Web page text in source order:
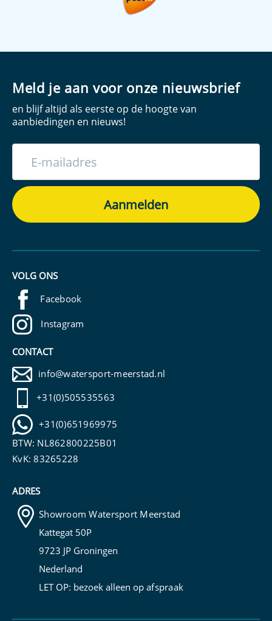
Meld je aan voor onze nieuwsbrief
en blijf altijd als eerste op de hoogte van
aanbiedingen en nieuws!
VOLG ONS
Facebook
Instagram
CONTACT
info@watersport-meerstad.nl
+31(0)505535563
+31(0)651969975
BTW: NL862800225B01
KvK: 83265228
ADRES
Showroom Watersport Meerstad
Kattegat 50P
9723 JP Groningen
Nederland
LET OP: bezoek alleen op afspraak